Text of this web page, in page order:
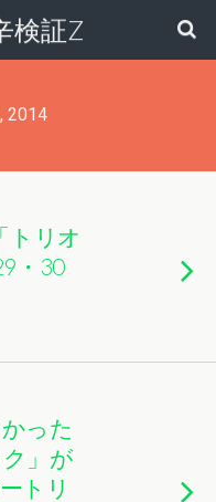
検証Z
2014
トリオ
・30
った
」が
トリ